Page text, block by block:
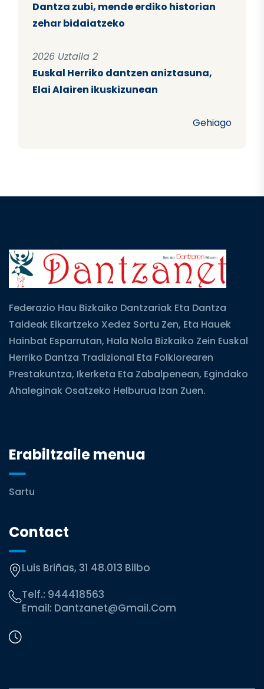
Dantza zubi, mende erdiko historian
zehar bidaiatzeko
2026 Uztaila 2
Euskal Herriko dantzen aniztasuna,
Elai Alairen ikuskizunean
Gehiago
Federazio Hau Bizkaiko Dantzariak Eta Dantza
Taldeak Elkartzeko Xedez Sortu Zen, Eta Hauek
Hainbat Esparrutan, Hala Nola Bizkaiko Zein Euskal
Herriko Dantza Tradizional Eta Folklorearen
Prestakuntza, Ikerketa Eta Zabalpenean, Egindako
Ahaleginak Osatzeko Helburua Izan Zuen.
Erabiltzaile menua
Sartu
Contact
Luis Briñas, 31 48.013 Bilbo
Telf.: 944418563
Email: Dantzanet@gmail.com